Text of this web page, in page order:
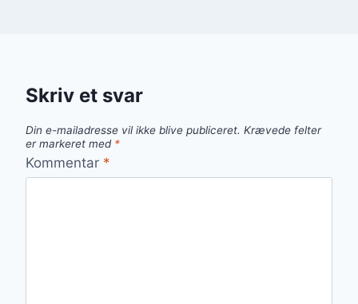
Skriv et svar
Din e-mailadresse vil ikke blive publiceret. Krævede felter
er markeret med *
Kommentar *